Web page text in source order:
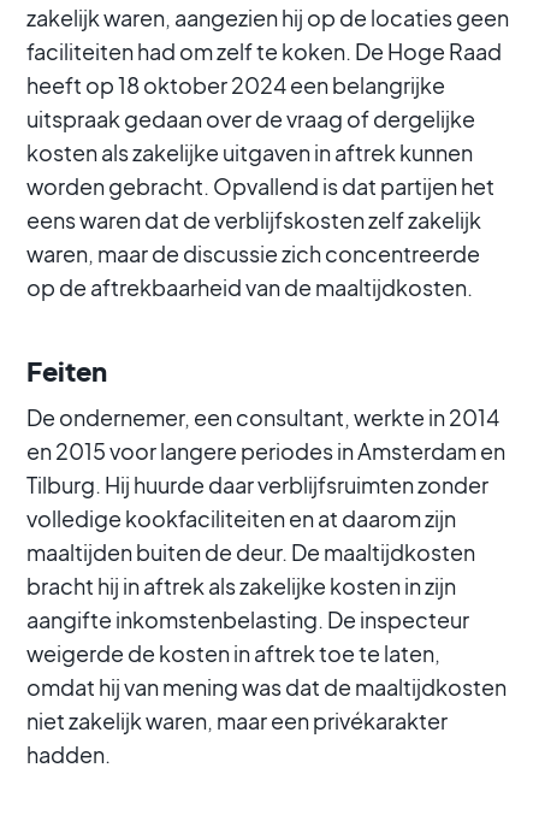
zakelijk waren, aangezien hij op de locaties geen
faciliteiten had om zelf te koken. De Hoge Raad
heeft op 18 oktober 2024 een belangrijke
uitspraak gedaan over de vraag of dergelijke
kosten als zakelijke uitgaven in aftrek kunnen
worden gebracht. Opvallend is dat partijen het
eens waren dat de verblijfskosten zelf zakelijk
waren, maar de discussie zich concentreerde
op de aftrekbaarheid van de maaltijdkosten.
Feiten
De ondernemer, een consultant, werkte in 2014
en 2015 voor langere periodes in Amsterdam en
Tilburg. Hij huurde daar verblijfsruimten zonder
volledige kookfaciliteiten en at daarom zijn
maaltijden buiten de deur. De maaltijdkosten
bracht hij in aftrek als zakelijke kosten in zijn
aangifte inkomstenbelasting. De inspecteur
weigerde de kosten in aftrek toe te laten,
omdat hij van mening was dat de maaltijdkosten
niet zakelijk waren, maar een privékarakter
hadden.